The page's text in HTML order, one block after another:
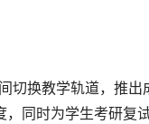
切换教学轨道，推出
同时为学生考研复